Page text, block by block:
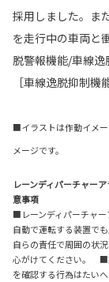
採用しました。ま
を走行中の車両と
脱警報機能/車線逸
［車線逸脱抑制機
■イラストは作動イメ
メージです。
レーンディパーチャー
意事項
■レーンディパーチャー
自動で運転する装置で
自らの責任で周囲の状
心がけてください。 ■
を確認する行為はたい